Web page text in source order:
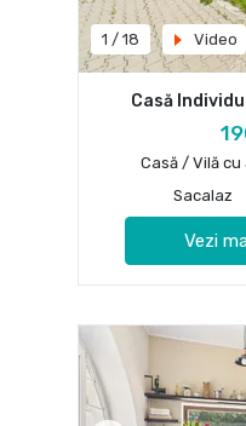
1 / 18 Video
Casă
Casă / Vilă
Sacalaz
Vezi